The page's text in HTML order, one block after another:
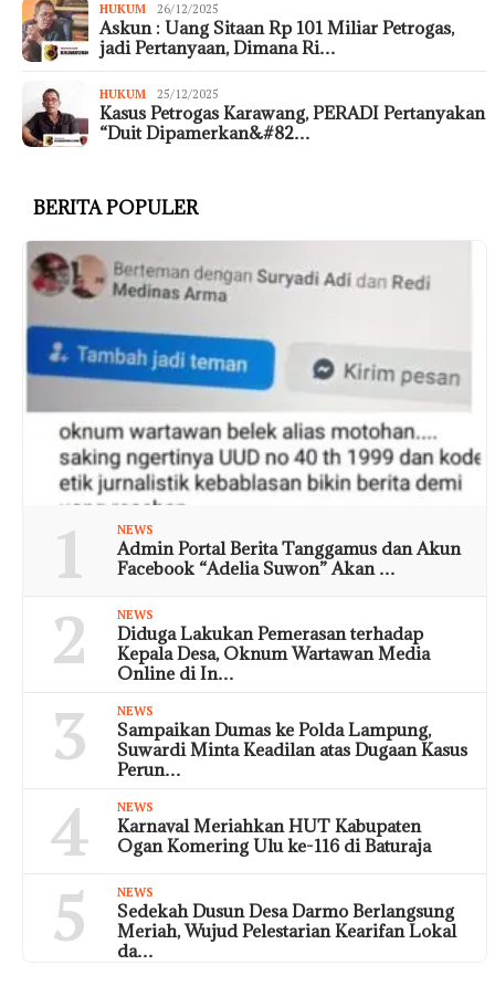
HUKUM 26/12/2025
Askun : Uang Sitaan Rp 101 Miliar Petrogas,
jadi Pertanyaan, Dimana Ri…
HUKUM 25/12/2025
Kasus Petrogas Karawang, PERADI Pertanyakan
“Duit Dipamerkan&#82…
BERITA POPULER
1 NEWS
Admin Portal Berita Tanggamus dan Akun
Facebook “Adelia Suwon” Akan …
2 NEWS
Diduga Lakukan Pemerasan terhadap
Kepala Desa, Oknum Wartawan Media
Online di In…
3 NEWS
Sampaikan Dumas ke Polda Lampung,
Suwardi Minta Keadilan atas Dugaan Kasus
Perun…
4 NEWS
Karnaval Meriahkan HUT Kabupaten
Ogan Komering Ulu ke-116 di Baturaja
5 NEWS
Sedekah Dusun Desa Darmo Berlangsung
Meriah, Wujud Pelestarian Kearifan Lokal
da…